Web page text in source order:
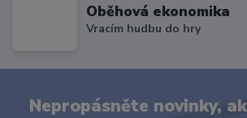
Oběhová ekonomika
Vracím hudbu do hry
Nepropásněte novinky,